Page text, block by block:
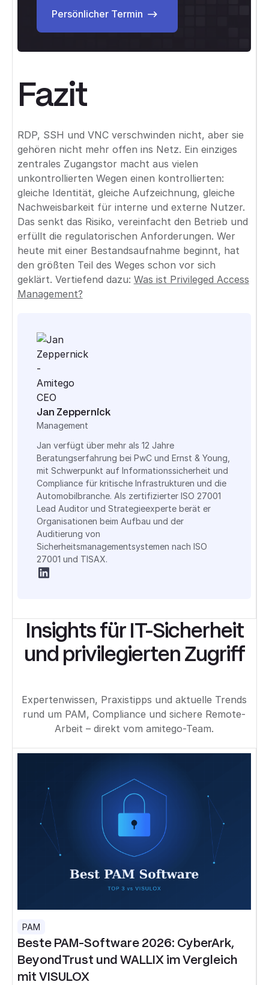
Persönlicher Termin
Fazit
RDP, SSH und VNC verschwinden nicht, aber sie
gehören nicht mehr offen ins Netz. Ein einziges
zentrales Zugangstor macht aus vielen
unkontrollierten Wegen einen kontrollierten:
gleiche Identität, gleiche Aufzeichnung, gleiche
Nachweisbarkeit für interne und externe Nutzer.
Das senkt das Risiko, vereinfacht den Betrieb und
erfüllt die regulatorischen Anforderungen. Wer
heute mit einer Bestandsaufnahme beginnt, hat
den größten Teil des Weges schon vor sich
geklärt. Vertiefend dazu: Was ist Privileged Access
Management?
Jan Zeppernick
Management
Jan verfügt über mehr als 12 Jahre
Beratungserfahrung bei PwC und Ernst & Young,
mit Schwerpunkt auf Informationssicherheit und
Compliance für kritische Infrastrukturen und die
Automobilbranche. Als zertifizierter ISO 27001
Lead Auditor und Strategieexperte berät er
Organisationen beim Aufbau und der
Auditierung von
Sicherheitsmanagementsystemen nach ISO
27001 und TISAX.
Insights für IT-Sicherheit
und privilegierten Zugriff
Expertenwissen, Praxistipps und aktuelle Trends
rund um PAM, Compliance und sichere Remote-
Arbeit – direkt vom amitego-Team.
PAM
Beste PAM-Software 2026: CyberArk,
BeyondTrust und WALLIX im Vergleich
mit VISULOX